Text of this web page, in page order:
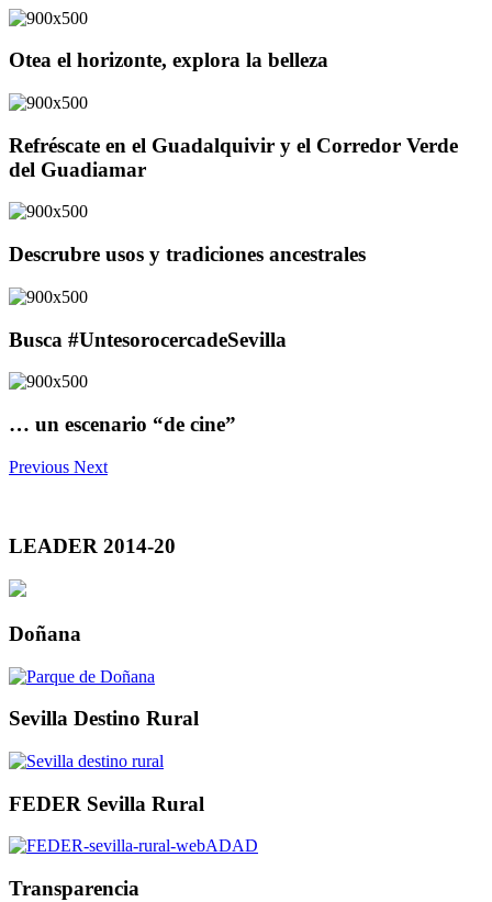
Otea el horizonte, explora la belleza
Refréscate en el Guadalquivir y el Corredor Verde
del Guadiamar
Descrubre usos y tradiciones ancestrales
Busca #UntesorocercadeSevilla
… un escenario “de cine”
Previous Next
LEADER 2014-20
Doñana
Sevilla Destino Rural
FEDER Sevilla Rural
Transparencia